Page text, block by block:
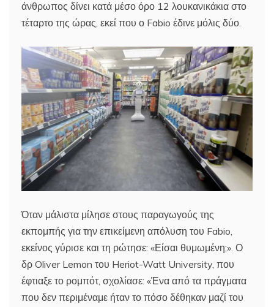
άνθρωπος δίνει κατά μέσο όρο 12 λουκανικάκια στο
τέταρτο της ώρας, εκεί που ο Fabio έδινε μόλις δύο.
Όταν μάλιστα μίλησε στους παραγωγούς της
εκπομπής για την επικείμενη απόλυση του Fabio,
εκείνος γύρισε και τη ρώτησε: «Είσαι θυμωμένη;». Ο
δρ Oliver Lemon του Heriot-Watt University, που
έφτιαξε το ρομπότ, σχολίασε: «Ένα από τα πράγματα
που δεν περιμέναμε ήταν το πόσο δέθηκαν μαζί του